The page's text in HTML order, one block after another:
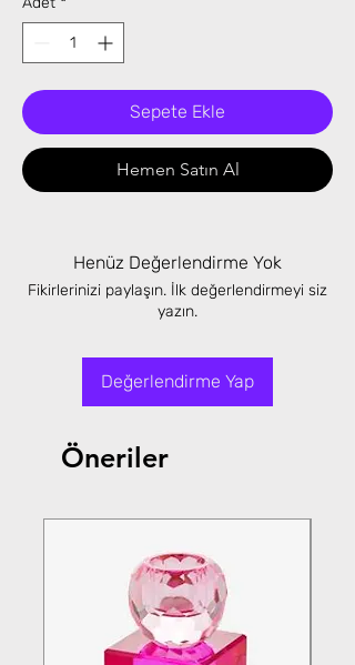
Sepete Ekle
Hemen Satın Al
Henüz Değerlendirme Yok
Fikirlerinizi paylaşın. İlk değerlendirmeyi siz
yazın.
Değerlendirme Yap
Öneriler